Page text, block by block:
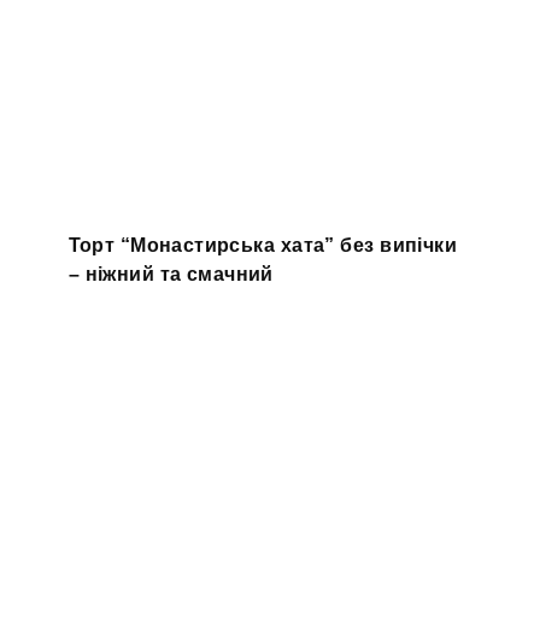
Торт “Монастирська хата” без випічки
– ніжний та смачний